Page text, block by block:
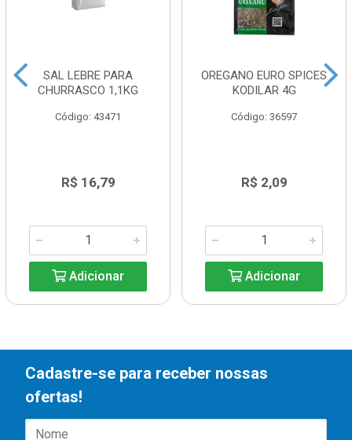
SAL LEBRE PARA
CHURRASCO 1,1KG
Código: 43471
R$ 16,79
Adicionar
OREGANO EURO SPICES
KODILAR 4G
Código: 36597
R$ 2,09
Adicionar
Cadastre-se para receber nossas
ofertas!